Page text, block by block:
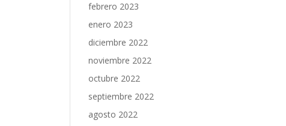
febrero 2023
enero 2023
diciembre 2022
noviembre 2022
octubre 2022
septiembre 2022
agosto 2022